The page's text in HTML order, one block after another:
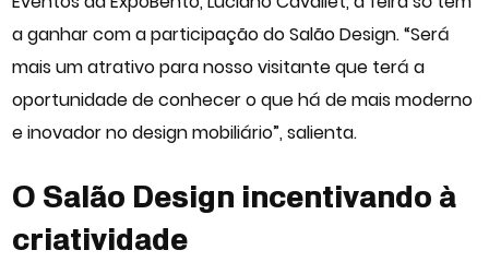
a ganhar com a participação do Salão Design. “Será
mais um atrativo para nosso visitante que terá a
oportunidade de conhecer o que há de mais moderno
e inovador no design mobiliário”, salienta.
O Salão Design incentivando à
criatividade